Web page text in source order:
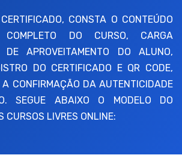
CONSTA O CONTEÚDO
COMPLETO DO CURSO, CARGA
DE APROVEITAMENTO DO ALUNO,
DO CERTIFICADO E QR CODE,
CONFIRMAÇÃO DA AUTENTICIDADE
SEGUE ABAIXO O MODELO DO
CURSOS LIVRES ONLINE: